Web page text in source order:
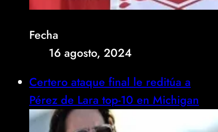
Fecha
16 agosto, 2024
Certero ataque final le reditúa a
Pérez de Lara top-10 en Michigan